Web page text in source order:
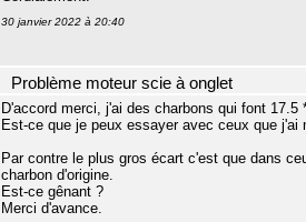
30 janvier 2022 à 20:40
Problème moteur scie à onglet
D'accord merci, j'ai des charbons qui font
Est-ce que je peux essayer avec ceux que
Par contre le plus gros écart c'est que dans
charbon d'origine.
Est-ce gênant ?
Merci d'avance.